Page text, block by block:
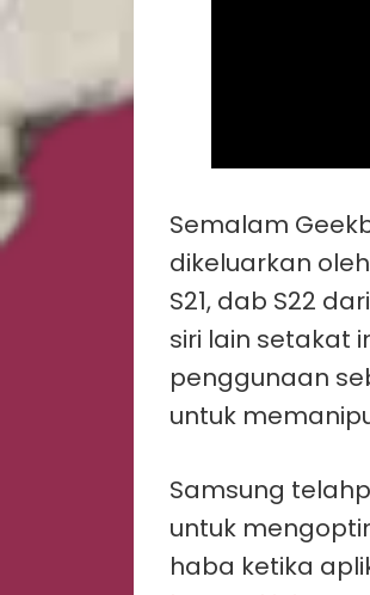
Semalam
dikeluarkan
S21, dab S22
siri lain setakat
penggunaan
untuk
Samsung
untuk
haba ketika